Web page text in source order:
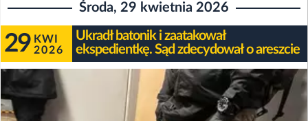
Środa, 29 kwietnia 2026
29 KWI
2026
Ukradł batonik i zaatakował
ekspedientkę. Sąd zdecydował o areszcie